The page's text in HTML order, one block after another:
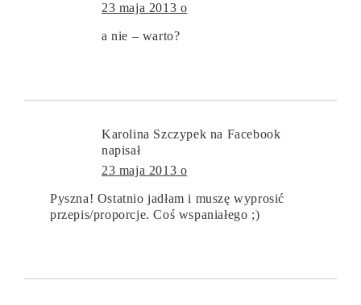
23 maja 2013 o
a nie – warto?
Karolina Szczypek na Facebook
napisał
23 maja 2013 o
Pyszna! Ostatnio jadłam i muszę wyprosić
przepis/proporcje. Coś wspaniałego ;)